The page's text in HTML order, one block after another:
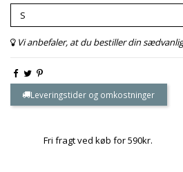
Vi anbefaler, at du bestiller din
Leveringstider og omkostninger
Fri fragt ved køb for 590kr.